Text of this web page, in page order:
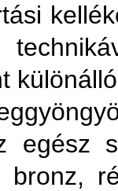
egész
bronz,